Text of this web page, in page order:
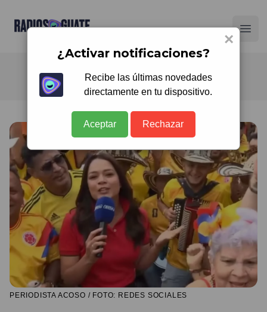
Radios Guate
PERIODISTA ACOSO / FOTO: REDES SOCIALES
×
¿Activar notificaciones?
Recibe las últimas novedades
directamente en tu dispositivo.
Aceptar Rechazar